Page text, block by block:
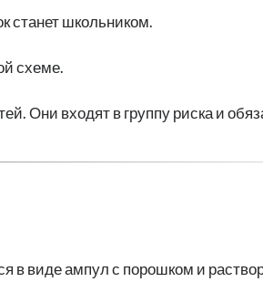
станет школьником.
схеме.
Они входят в группу риска и
в виде ампул с порошком и